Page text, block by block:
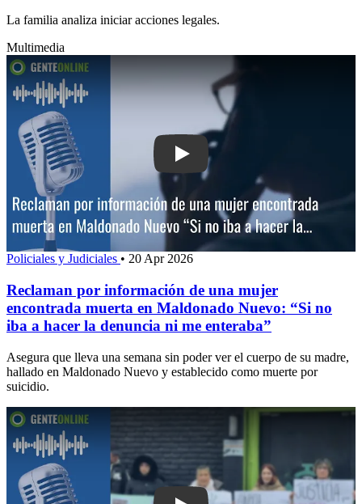
La familia analiza iniciar acciones legales.
Multimedia
Play: Reclaman por información de
Policiales y Judiciales • 20 Apr 2026
Reclaman por información de una mujer
encontrada muerta en Maldonado Nuevo: “Si no
iba a hacer la denuncia ni me enteraba”
Asegura que lleva una semana sin poder ver el cuerpo de su madre,
hallado en Maldonado Nuevo y establecido como muerte por
suicidio.